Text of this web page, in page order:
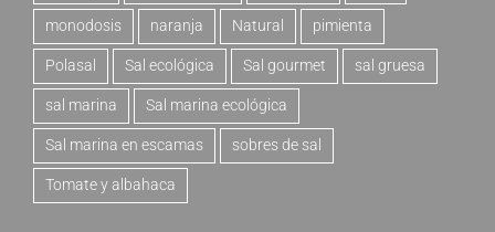
monodosis naranja Natural pimienta
Polasal Sal ecológica Sal gourmet sal gruesa
sal marina Sal marina ecológica
Sal marina en escamas sobres de sal
Tomate y albahaca